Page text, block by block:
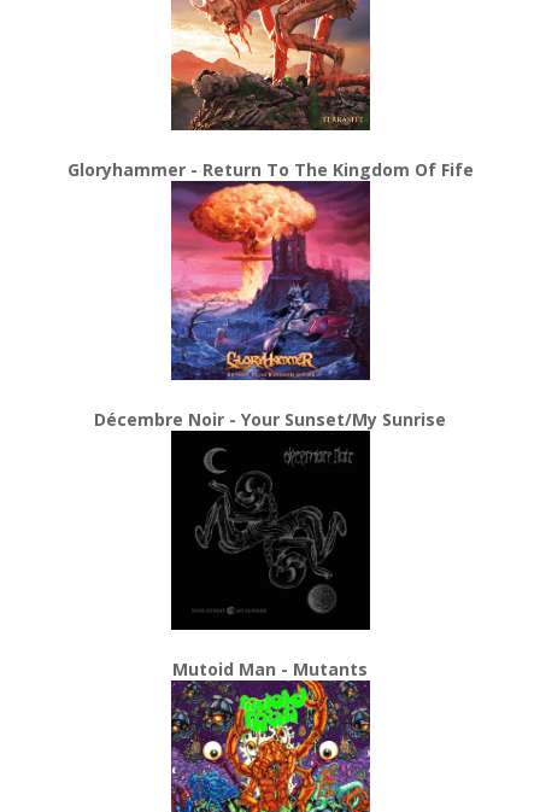
Gloryhammer - Return To The Kingdom Of Fife
Décembre Noir - Your Sunset/My Sunrise
Mutoid Man - Mutants